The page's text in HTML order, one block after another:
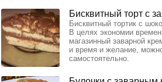
Бисквитный торт с
Бисквитный тортик с
В целях экономии
магазинный заварной
и время и желание,
самостоятельно.